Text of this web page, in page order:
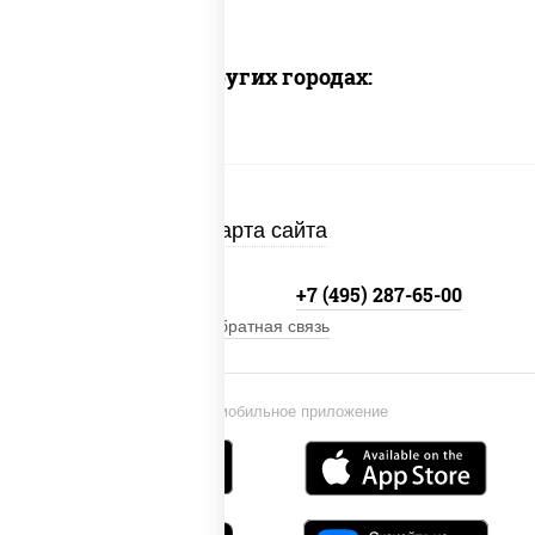
Доставка в других городах:
Карта сайта
Установи мобильное приложение
+7 (495) 287-65-00
Обратная связь